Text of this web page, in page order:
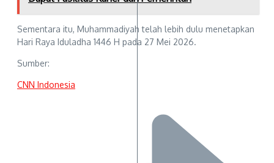
Sementara itu, Muhammadiyah telah lebih dulu menetapkan
Hari Raya Iduladha 1446 H pada 27 Mei 2026.
Sumber:
CNN Indonesia